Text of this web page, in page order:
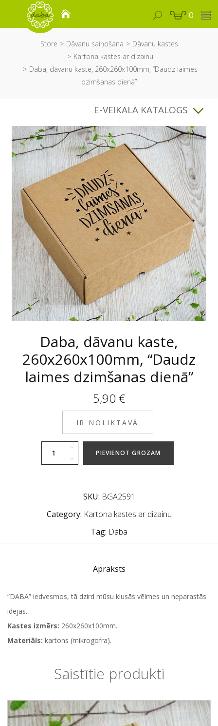
0
Store Dāvanu saiņošana
Dāvanu kastes
Kartona kastes ar dizainu
Daba, dāvanu kaste, 260x260x100mm, “Daudz laimes
dzimšanas dienā”
E-VEIKALA KATALOGS
Daba, dāvanu kaste,
260x260x100mm, “Daudz
laimes dzimšanas dienā”
5,90 €
IR NOLIKTAVĀ
PIEVIENOT GROZAM
SKU: BGA2591
Category: Kartona kastes ar dizainu
Tag: Daba
Apraksts
“DABA” iedvesmos, tā dzird mūsu klusās vēlmes un neparastās
idejas.
Kastes izmērs: 260x260x100mm.
Materiāls: kartons (mikrogofra).
Saistītie produkti